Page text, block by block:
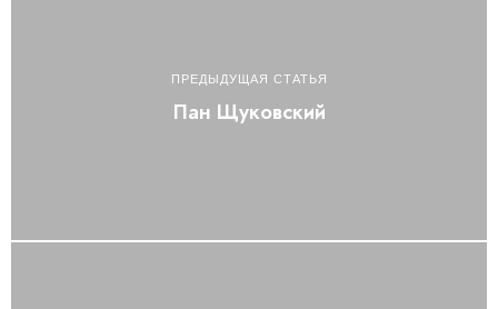
ПРЕДЫДУЩАЯ СТАТЬЯ
Пан Щуковский